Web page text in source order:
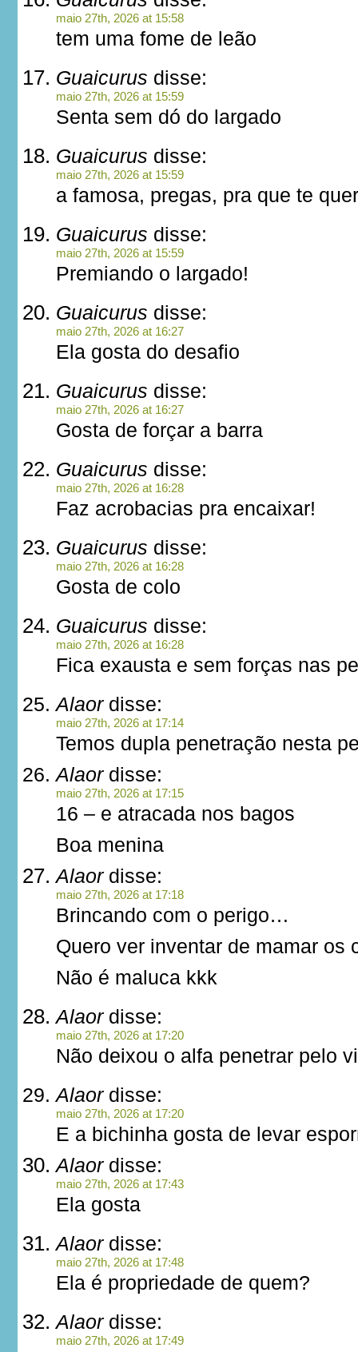
maio 27th, 2026 at 15:58
tem uma fome de leão
Guaicurus disse:
maio 27th, 2026 at 15:59
Senta sem dó do largado
Guaicurus disse:
maio 27th, 2026 at 15:59
a famosa, pregas, pra que te
Guaicurus disse:
maio 27th, 2026 at 15:59
Premiando o largado!
Guaicurus disse:
maio 27th, 2026 at 16:27
Ela gosta do desafio
Guaicurus disse:
maio 27th, 2026 at 16:27
Gosta de forçar a barra
Guaicurus disse:
maio 27th, 2026 at 16:28
Faz acrobacias pra encaixar!
Guaicurus disse:
maio 27th, 2026 at 16:28
Gosta de colo
Guaicurus disse:
maio 27th, 2026 at 16:28
Fica exausta e sem forças nas
Alaordisse:
maio 27th, 2026 at 17:14
Temos dupla penetração nesta
Alaordisse:
maio 27th, 2026 at 17:15
16 – e atracada nos bagos
Boa menina
Alaordisse:
maio 27th, 2026 at 17:18
Brincando com o perigo…
Quero ver inventar de mamar os
Não é maluca kkk
Alaordisse:
maio 27th, 2026 at 17:20
Não deixou o alfa penetrar pelo
Alaordisse:
maio 27th, 2026 at 17:20
E a bichinha gosta de levar
Alaordisse:
maio 27th, 2026 at 17:43
Ela gosta
Alaordisse:
maio 27th, 2026 at 17:48
Ela é propriedade de quem?
Alaordisse:
maio 27th, 2026 at 17:49